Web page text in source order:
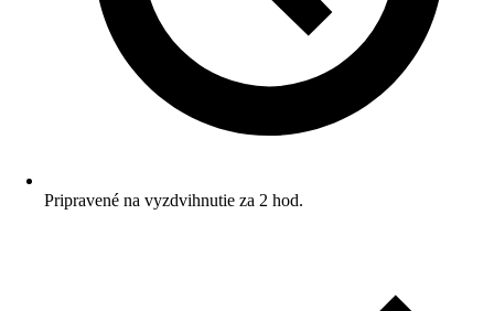
Pripravené na vyzdvihnutie za 2 hod.